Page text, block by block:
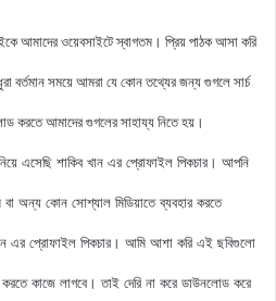
আমাদের ওয়েবসাইটে স্বাগতম। প্রিয় পাঠক আসা করি
সময়ে আমরা যে কোন তথ্যের জন্য গুগলে সার্চ
করতে আমাদের গুগলের সাহায্য নিতে হয়।
এসেছি শাকিব খান এর প্রোফাইল পিকচার। আপনি
অন্য কোন সোশ্যাল মিডিয়াতে ব্যবহার করতে
এর প্রোফাইল পিকচার । আমি আশা করি এই ছবিগুলো
কাজে লাগবে। তাই দেরি না করে ডাউনলোড করে